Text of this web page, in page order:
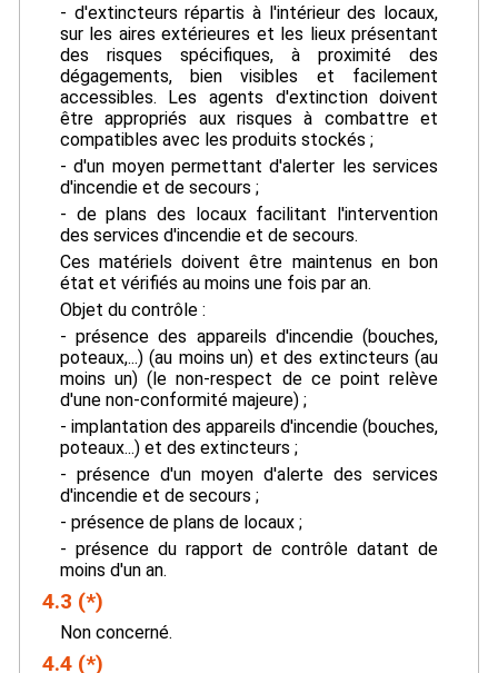
- d'extincteurs répartis à l'intérieur des locaux,
sur les aires extérieures et les lieux présentant
des risques spécifiques, à proximité des
dégagements, bien visibles et facilement
accessibles. Les agents d'extinction doivent
être appropriés aux risques à combattre et
compatibles avec les produits stockés ;
- d'un moyen permettant d'alerter les services
d'incendie et de secours ;
- de plans des locaux facilitant l'intervention
des services d'incendie et de secours.
Ces matériels doivent être maintenus en bon
état et vérifiés au moins une fois par an.
Objet du contrôle :
- présence des appareils d'incendie (bouches,
poteaux,...) (au moins un) et des extincteurs (au
moins un) (le non-respect de ce point relève
d'une non-conformité majeure) ;
- implantation des appareils d'incendie (bouches,
poteaux...) et des extincteurs ;
- présence d'un moyen d'alerte des services
d'incendie et de secours ;
- présence de plans de locaux ;
- présence du rapport de contrôle datant de
moins d'un an.
4.3 (*)
Non concerné.
4.4 (*)